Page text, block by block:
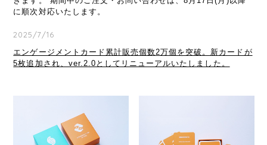
に順次対応いたします。
2025/7/16
エンゲージメントカード累計販売個数2万個を突破。新カードが
5枚追加され、ver.2.0としてリニューアルいたしました。